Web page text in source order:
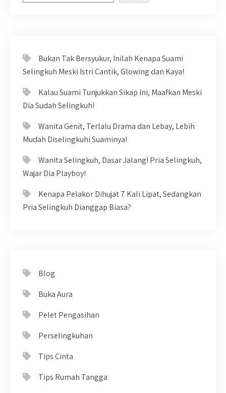
Bukan Tak Bersyukur, Inilah Kenapa Suami
Selingkuh Meski Istri Cantik, Glowing dan Kaya!
Kalau Suami Tunjukkan Sikap Ini, Maafkan Meski
Dia Sudah Selingkuh!
Wanita Genit, Terlalu Drama dan Lebay, Lebih
Mudah Diselingkuhi Suaminya!
Wanita Selingkuh, Dasar Jalang! Pria Selingkuh,
Wajar Dia Playboy!
Kenapa Pelakor Dihujat 7 Kali Lipat, Sedangkan
Pria Selingkuh Dianggap Biasa?
Blog
Buka Aura
Pelet Pengasihan
Perselingkuhan
Tips Cinta
Tips Rumah Tangga